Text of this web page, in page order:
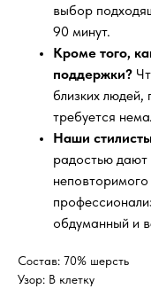
выбор
90 минут.
Кроме того,
поддержки?
близких
требуется
Наши
радостью дают
обдуманный и
Состав: 70% шерсть
Узор: В клетку